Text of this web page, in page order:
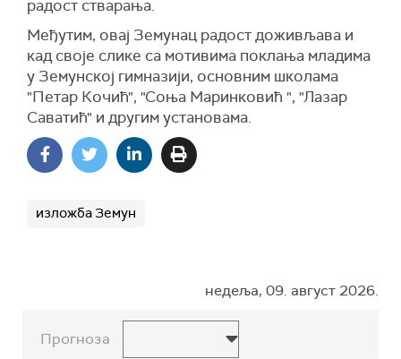
радост стварања.
Међутим, овај Земунац радост доживљава и
кад своје слике са мотивима поклања младима
у Земунској гимназији, основним школама
"Петар Кочић", "Соња Маринковић ", "Лазар
Саватић" и другим установама.
изложба Земун
недеља, 09. август 2026.
Прогноза